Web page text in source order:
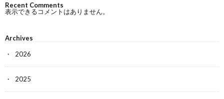
Recent Comments
表示できるコメントはありません。
Archives
2026
2025